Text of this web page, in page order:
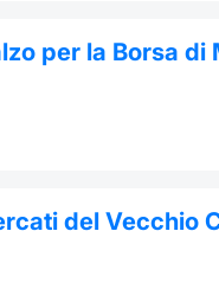
per la Borsa di
del Vecchio